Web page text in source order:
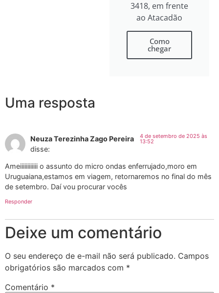
3418, em frente
ao Atacadão
Como
chegar
Uma resposta
Neuza Terezinha Zago Pereira
disse:
4 de setembro de 2025 às
13:52
Ameiiiiiiiiiiii o assunto do micro ondas enferrujado,moro em
Uruguaiana,estamos em viagem, retornaremos no final do mês
de setembro. Daí vou procurar vocês
Responder
Deixe um comentário
O seu endereço de e-mail não será publicado. Campos
obrigatórios são marcados com *
Comentário *